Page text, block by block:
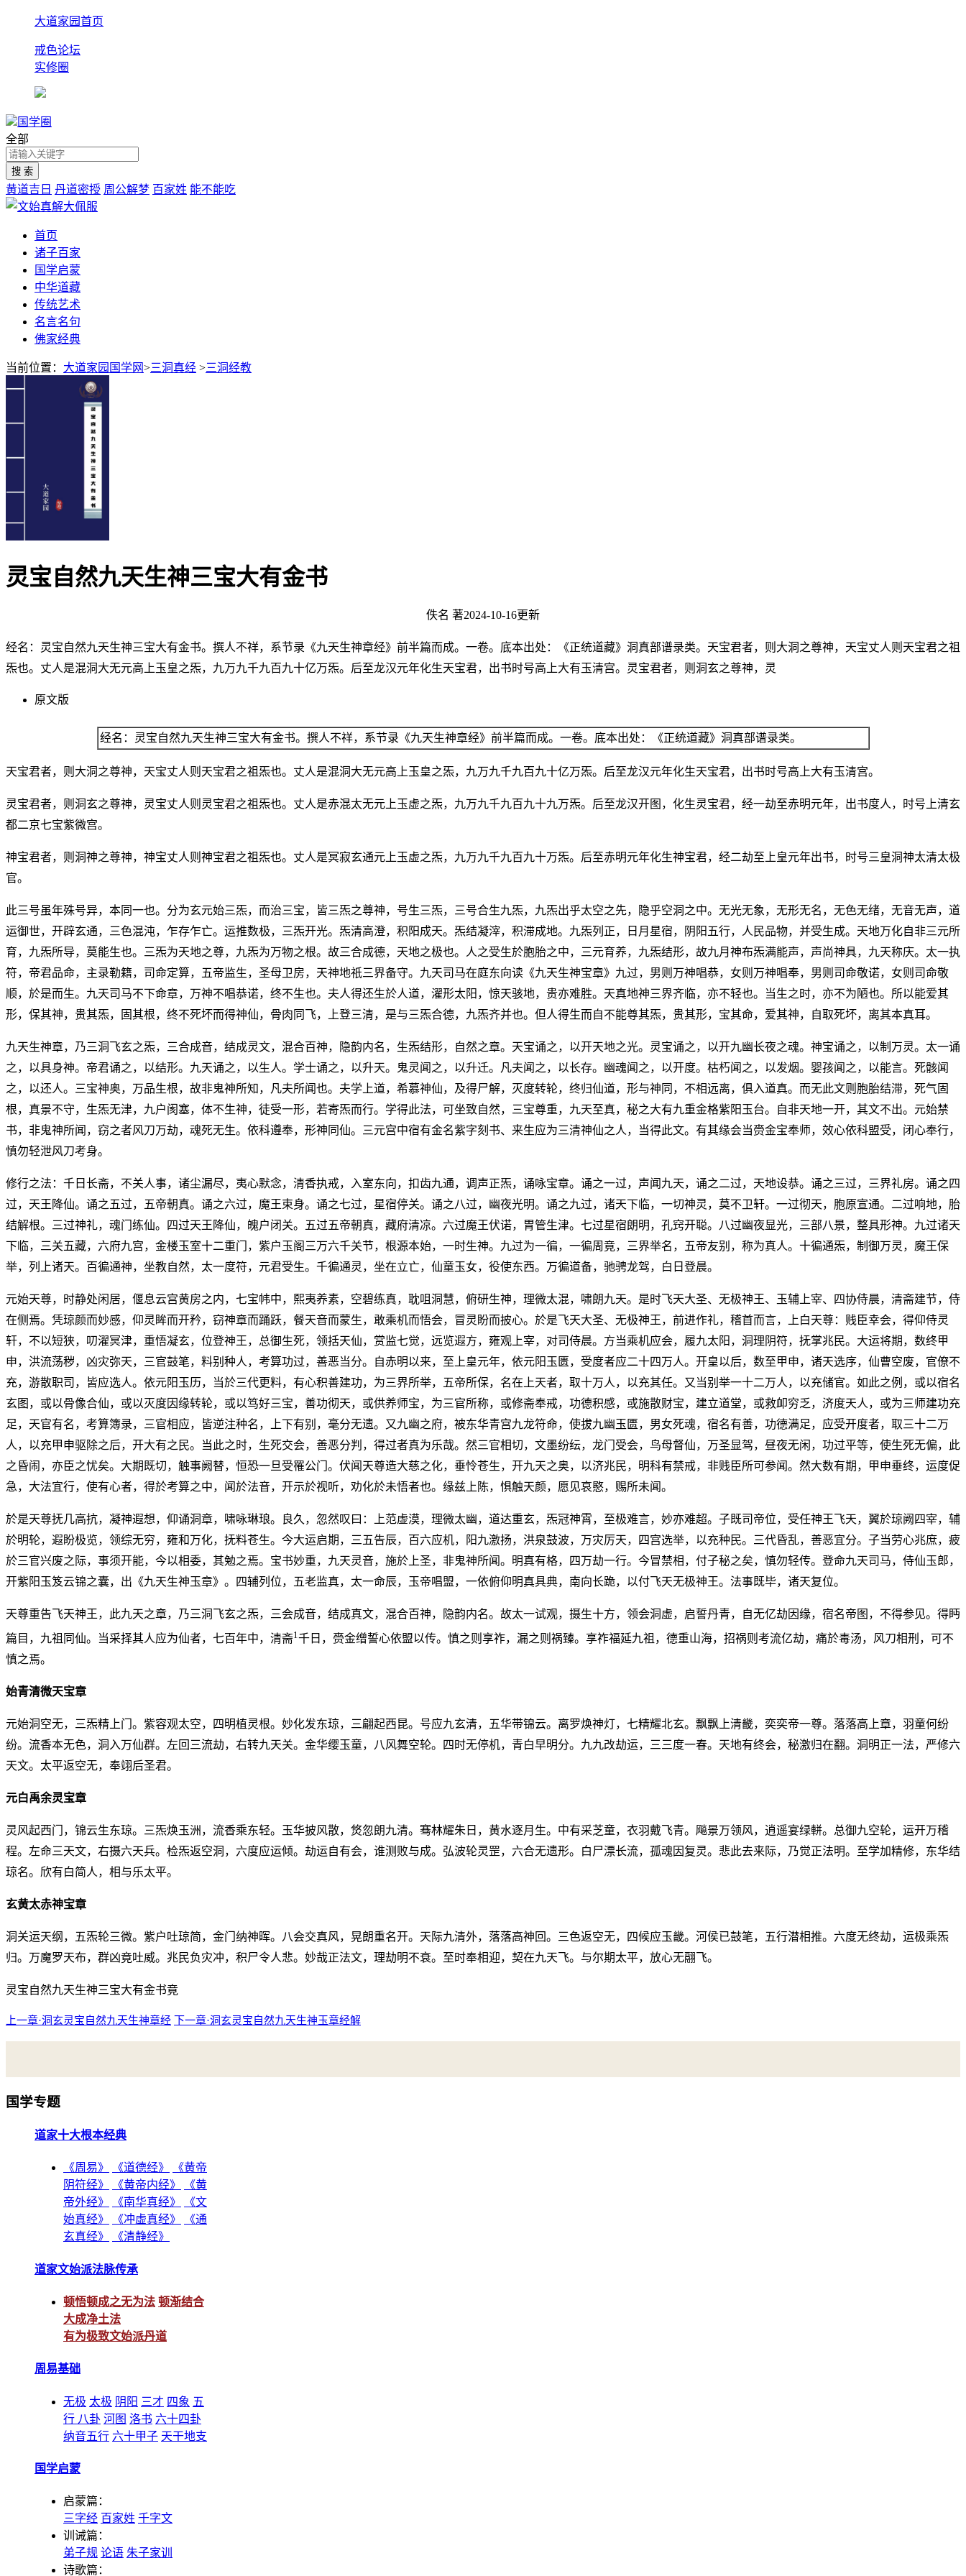
大道家园首页
戒色论坛
实修圈
国学圈
全部
黄道吉日 丹道密授 周公解梦 百家姓 能不能吃
首页
诸子百家
国学启蒙
中华道藏
传统艺术
名言名句
佛家经典
当前位置： 大道家园国学网>三洞真经 >三洞经教
灵宝自然九天生神三宝大有金书
佚名 著2024-10-16更新
经名：灵宝自然九天生神三宝大有金书。撰人不祥，系节录《九天生神章经》前半篇而成。一卷。底本出处：《正统道藏》洞真部谱录类。天宝君者，则大洞之尊神，天宝丈人则天宝君之祖
炁也。丈人是混洞大无元高上玉皇之炁，九万九千九百九十亿万炁。后至龙汉元年化生天宝君，出书时号高上大有玉清宫。灵宝君者，则洞玄之尊神，灵
原文版
经名：灵宝自然九天生神三宝大有金书。撰人不祥，系节录《九天生神章经》前半篇而成。一卷。底本出处：《正统道藏》洞真部谱录类。
天宝君者，则大洞之尊神，天宝丈人则天宝君之祖炁也。丈人是混洞大无元高上玉皇之炁，九万九千九百九十亿万炁。后至龙汉元年化生天宝君，出书时号高上大有玉清宫。
灵宝君者，则洞玄之尊神，灵宝丈人则灵宝君之祖炁也。丈人是赤混太无元上玉虚之炁，九万九千九百九十九万炁。后至龙汉开图，化生灵宝君，经一劫至赤明元年，出书度人，时号上清玄
都二京七宝紫微宫。
神宝君者，则洞神之尊神，神宝丈人则神宝君之祖炁也。丈人是冥寂玄通元上玉虚之炁，九万九千九百九十万炁。后至赤明元年化生神宝君，经二劫至上皇元年出书，时号三皇洞神太清太极
官。
此三号虽年殊号异，本同一也。分为玄元始三炁，而治三宝，皆三炁之尊神，号生三炁，三号合生九炁，九炁出乎太空之先，隐乎空洞之中。无光无象，无形无名，无色无绪，无音无声，道
运御世，开辟玄通，三色混沌，乍存乍亡。运推数极，三炁开光。炁清高澄，积阳成天。炁结凝滓，积滞成地。九炁列正，日月星宿，阴阳五行，人民品物，并受生成。天地万化自非三元所
育，九炁所导，莫能生也。三炁为天地之尊，九炁为万物之根。故三合成德，天地之极也。人之受生於胞胎之中，三元育养，九炁结形，故九月神布炁满能声，声尚神具，九天称庆。太一执
符，帝君品命，主录勒籍，司命定算，五帝监生，圣母卫房，天神地祇三界备守。九天司马在庭东向读《九天生神宝章》九过，男则万神唱恭，女则万神唱奉，男则司命敬诺，女则司命敬
顺，於是而生。九天司马不下命章，万神不唱恭诺，终不生也。夫人得还生於人道，濯形太阳，惊天骇地，贵亦难胜。天真地神三界齐临，亦不轻也。当生之时，亦不为陋也。所以能爱其
形，保其神，贵其炁，固其根，终不死坏而得神仙，骨肉同飞，上登三清，是与三炁合德，九炁齐并也。但人得生而自不能尊其炁，贵其形，宝其命，爱其神，自取死坏，离其本真耳。
九天生神章，乃三洞飞玄之炁，三合成音，结成灵文，混合百神，隐韵内名，生炁结形，自然之章。天宝诵之，以开天地之光。灵宝诵之，以开九幽长夜之魂。神宝诵之，以制万灵。太一诵
之，以具身神。帝君诵之，以结形。九天诵之，以生人。学士诵之，以升天。鬼灵闻之，以升迁。凡夫闻之，以长存。幽魂闻之，以开度。枯朽闻之，以发烟。婴孩闻之，以能言。死骸闻
之，以还人。三宝神奥，万品生根，故非鬼神所知，凡夫所闻也。夫学上道，希慕神仙，及得尸解，灭度转轮，终归仙道，形与神同，不相远离，俱入道真。而无此文则胞胎结滞，死气固
根，真景不守，生炁无津，九户阂塞，体不生神，徒受一形，若寄炁而行。学得此法，可坐致自然，三宝尊重，九天至真，秘之大有九重金格紫阳玉台。自非天地一开，其文不出。元始禁
书，非鬼神所闻，窃之者风刀万劫，魂死无生。依科遵奉，形神同仙。三元宫中宿有金名紫字刻书、来生应为三清神仙之人，当得此文。有其缘会当赍金宝奉师，效心依科盟受，闭心奉行，
慎勿轻泄风刀考身。
修行之法：千日长斋，不关人事，诸尘漏尽，夷心默念，清香执戒，入室东向，扣齿九通，调声正炁，诵咏宝章。诵之一过，声闻九天，诵之二过，天地设恭。诵之三过，三界礼房。诵之四
过，天王降仙。诵之五过，五帝朝真。诵之六过，魔王束身。诵之七过，星宿停关。诵之八过，幽夜光明。诵之九过，诸天下临，一切神灵，莫不卫轩。一过彻天，胞原宣通。二过响地，胎
结解根。三过神礼，魂门练仙。四过天王降仙，魄户闭关。五过五帝朝真，藏府清凉。六过魔王伏诺，胃管生津。七过星宿朗明，孔窍开聪。八过幽夜显光，三部八景，整具形神。九过诸天
下临，三关五藏，六府九宫，金楼玉室十二重门，紫户玉阁三万六千关节，根源本始，一时生神。九过为一徧，一徧周竟，三界举名，五帝友别，称为真人。十徧通炁，制御万灵，魔王保
举，列上诸天。百徧通神，坐教自然，太一度符，元君受生。千徧通灵，坐在立亡，仙童玉女，役使东西。万徧道备，驰骋龙驾，白日登晨。
元始天尊，时静处闲居，偃息云宫黄房之内，七宝帏中，熙夷养素，空碧练真，耽咀洞慧，俯研生神，理微太混，啸朗九天。是时飞天大圣、无极神王、玉辅上宰、四协侍晨，清斋建节，侍
在侧焉。凭琼颜而妙感，仰灵眸而开矜，窃神章而踊跃，餐天音而蒙生，敢乘机而悟会，冒灵盼而披心。於是飞天大圣、无极神王，前进作礼，稽首而言，上白天尊：贱臣幸会，得仰侍灵
轩，不以短狭，叨濯冥津，重悟凝玄，位登神王，总御生死，领括天仙，赏监七觉，远览遐方，雍观上宰，对司侍晨。方当乘机应会，履九太阳，洞理阴符，抚掌兆民。大运将期，数终甲
申，洪流荡秽，凶灾弥天，三官鼓笔，料别种人，考算功过，善恶当分。自赤明以来，至上皇元年，依元阳玉匮，受度者应二十四万人。开皇以后，数至甲申，诸天选序，仙曹空废，官僚不
充，游散职司，皆应选人。依元阳玉历，当於三代更料，有心积善建功，为三界所举，五帝所保，名在上天者，取十万人，以充其任。又当别举一十二万人，以充储官。如此之例，或以宿名
玄图，或以骨像合仙，或以灭度因缘转轮，或以笃好三宝，善功彻天，或供养师宝，为三官所称，或修斋奉戒，功德积感，或施散财宝，建立道堂，或救卹穷乏，济度天人，或为三师建功充
足，天官有名，考算簿录，三官相应，皆逆注种名，上下有别，毫分无遗。又九幽之府，被东华青宫九龙符命，使拔九幽玉匮，男女死魂，宿名有善，功德满足，应受开度者，取三十二万
人，以充甲申驱除之后，开大有之民。当此之时，生死交会，善恶分判，得过者真为乐哉。然三官相切，文墨纷纭，龙门受会，鸟母督仙，万圣显驾，昼夜无闲，功过平等，使生死无偏，此
之昏闹，亦臣之忧矣。大期既切，触事阙替，恒恐一旦受罹公门。伏闻天尊造大慈之化，垂怜苍生，开九天之奥，以济兆民，明科有禁戒，非贱臣所可参闻。然大数有期，甲申垂终，运度促
急，大法宜行，使有心者，得於考算之中，闻於法音，开示於视听，劝化於未悟者也。缘兹上陈，惧触天颜，愿见哀愍，赐所未闻。
於是天尊抚几高抗，凝神遐想，仰诵洞章，啸咏琳琅。良久，忽然叹曰：上范虚漠，理微太幽，道达重玄，炁冠神霄，至极难言，妙亦难超。子既司帝位，受任神王飞天，翼於琼阙四宰，辅
於明轮，遐盼极览，领综无穷，雍和万化，抚料苍生。今大运启期，三五告辰，百六应机，阳九激扬，洪泉鼓波，万灾厉天，四宫选举，以充种民。三代昏乱，善恶宜分。子当劳心兆庶，疲
於三官兴废之际，事须开能，今以相委，其勉之焉。宝书妙重，九天灵音，施於上圣，非鬼神所闻。明真有格，四万劫一行。今冒禁相，付子秘之矣，慎勿轻传。登命九天司马，侍仙玉郎，
开紫阳玉笈云锦之囊，出《九天生神玉章》。四辅列位，五老监真，太一命辰，玉帝唱盟，一依俯仰明真具典，南向长跪，以付飞天无极神王。法事既毕，诸天复位。
天尊重告飞天神王，此九天之章，乃三洞飞玄之炁，三会成音，结成真文，混合百神，隐韵内名。故太一试观，摄生十方，领会洞虚，启誓丹青，自无亿劫因缘，宿名帝图，不得参见。得眄
篇目，九祖同仙。当采择其人应为仙者，七百年中，清斋1 千日，赍金缯誓心依盟以传。慎之则享祚，漏之则祸臻。享祚福延九祖，德重山海，招祸则考流亿劫，痛於毒汤，风刀相刑，可不
慎之焉。
始青清微天宝章
元始洞空无，三炁精上门。紫容观太空，四明植灵根。妙化发东琼，三翩起西昆。号应九玄清，五华带锦云。离罗焕神灯，七精耀北玄。飘飘上清畿，奕奕帝一尊。落落高上章，羽童何纷
纷。流香本无色，洞入万仙群。左回三流劫，右转九天关。金华缨玉童，八风舞空轮。四时无停机，青白早明分。九九改劫运，三三度一春。天地有终会，秘激归在翻。洞明正一法，严修六
天文。太平返空无，奉翊后圣君。
元白禹余灵宝章
灵风起西门，锦云生东琼。三炁焕玉洲，流香乘东轻。玉华披风散，焂忽朗九清。骞林耀朱日，黄水逐月生。中有采芝童，衣羽戴飞青。飚景万领风，逍遥宴绿軿。总御九空轮，运开万稽
程。左命三天文，右摄六天兵。检炁返空洞，六度应运倾。劫运自有会，谁测败与成。弘波轮灵罡，六合无遗形。白尸漂长流，孤魂因复灵。悲此去来际，乃觉正法明。至学加精修，东华结
琼名。欣有白简人，相与乐太平。
玄黄太赤神宝章
洞关运天纲，五炁轮三微。紫户吐琼简，金门纳神晖。八会交真风，晃朗重名开。天际九清外，落落高神回。三色返空无，四候应玉畿。河侯已鼓笔，五行潜相推。六度无终劫，运极乘炁
归。万魔罗天布，群凶竟吐威。兆民负灾冲，积尸令人悲。妙哉正法文，理劫明不衰。至时奉相迎，契在九天飞。与尔期太平，放心无翮飞。
灵宝自然九天生神三宝大有金书竟
上一章·洞玄灵宝自然九天生神章经 下一章·洞玄灵宝自然九天生神玉章经解
国学专题
道家十大根本经典
《周易》 《道德经》
《黄帝
阴符经》
《黄帝内经》
《黄
帝外经》
《南华真经》
《文
始真经》
《冲虚真经》
《通
玄真经》
《清静经》
道家文始派法脉传承
顿悟顿成之无为法 顿渐结合
大成净土法
有为极致文始派丹道
周易基础
无极 太极 阴阳 三才 四象 五
行 八卦 河图 洛书 六十四卦
纳音五行 六十甲子 天干地支
国学启蒙
启蒙篇：
三字经 百家姓 千字文
训诫篇：
弟子规 论语 朱子家训
诗歌篇：